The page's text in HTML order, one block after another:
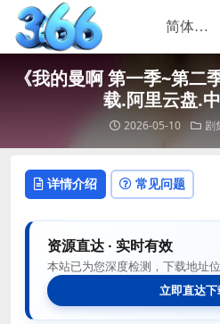
《我的曼啊 第一季~第
载.阿里云盘.
2026-05-10 剧
详情介绍 常见问题
资源直达 · 实时有效
本站已为您深度检测，下载地址
立即直达下